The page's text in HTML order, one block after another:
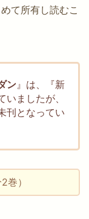
て所有し読むこ
ン』は、『新
ましたが、
刊となってい
）